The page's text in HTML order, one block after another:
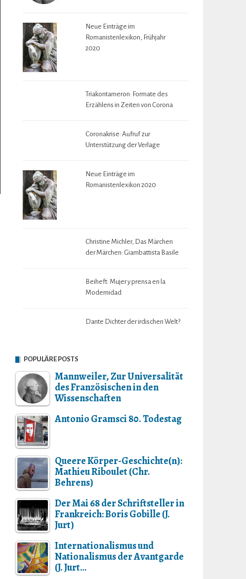
Neue Einträge im
Romanistenlexikon, Frühjahr
2020
Triakontameron: Formate des
Erzählens in Zeiten von Corona
Coronakrise: Aufruf zur
Unterstützung der Verlage
Neue Einträge im
Romanistenlexikon 2020
Christine Michler, Das Märchen
der Märchen: Giambattista Basile
Beiheft: Mujer y prensa en la
Modernidad
Dante Dichter der irdischen Welt?
POPULÄRE POSTS
Mannweiler, Zur Universalität
des Französischen in den
Wissenschaften
Antonio Gramsci 80. Todestag
Queere Körper-Geschichte(n):
Mathieu Riboulet (Chr.
Behrens)
Der Mai 68 der Schriftsteller in
Frankreich: Boris Gobille (J.
Jurt)
Internationalismus und
Nationalismus der Avantgarde
(J. Jurt…